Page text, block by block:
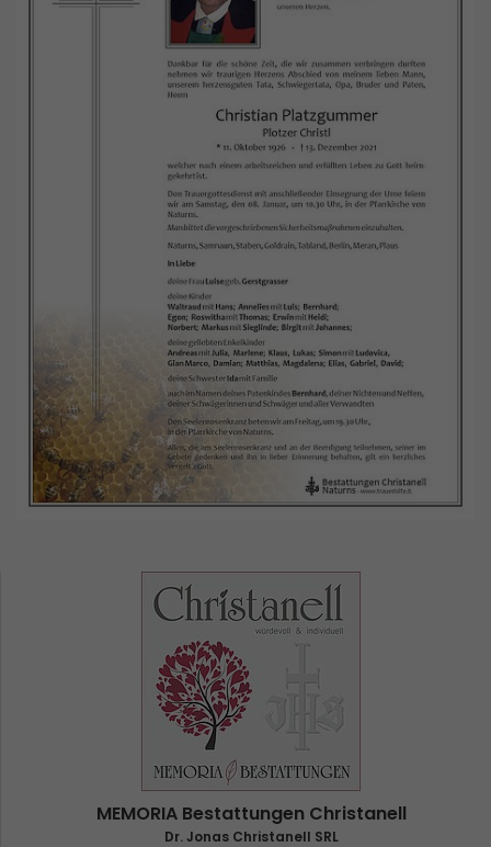
MEMORIA Bestattungen Christanell
Dr. Jonas Christanell SRL